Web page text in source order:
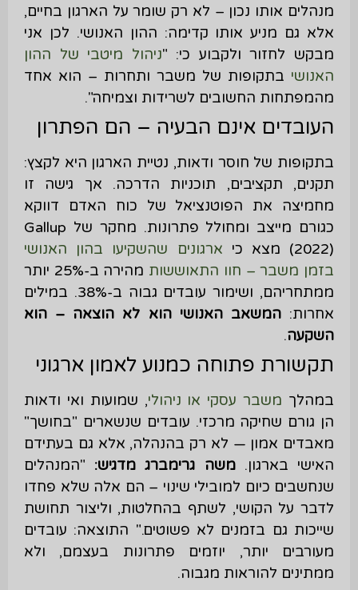
מנהלים אותו נכון – לא רק שומר על הארגון בחיים,
אלא גם מניע אותו קדימה: ההון האנושי. לכן אני
מבקש לחזור ולקבוע כי: "ניהול מיטבי של ההון
האנושי בתקופות של משבר ותחרות – הוא אחד
מהמפתחות החשובים לשרידות וצמיחה".
העובדים אינם הבעיה – הם הפתרון
בתקופות של חוסר ודאות, נטיית הארגון היא לקצץ:
תקנים, תקציבים, תוכניות הדרכה. אך גישה זו
מחמיצה את הפוטנציאל של כוח האדם דווקא
כגורם מייצב ומחולל פתרונות. מחקר של Gallup
(2022) מצא כי
ארגונים שהשקיעו בהון האנושי
בזמן משבר – חוו התאוששות
מהירה ב-25% יותר
ממתחריהם, ושימור עובדים גבוה ב-38%. במילים
אחרות:המשאב האנושי הוא לא הוצאה – הוא
השקעה.
תקשורת פתוחה כמנוע לאמון ארגוני
במהלך משבר עסקי או ניהולי, שמועות ואי ודאות
הן גורם שחיקה מרכזי. עובדים שנשארים "בחושך"
מאבדים אמון — לא רק בהנהלה, אלא גם בעתידם
האישי בארגון.משה גרימברג מדגיש: "המנהלים
שנחשבים כיום למובילי שינוי – הם אלה שלא פחדו
לדבר על הקושי, לשתף בהחלטות, וליצור תחושת
שייכות גם בזמנים לא פשוטים." התוצאה: עובדים
מעורבים יותר, יוזמים פתרונות בעצמם, ולא
ממתינים להוראות מגבוה.